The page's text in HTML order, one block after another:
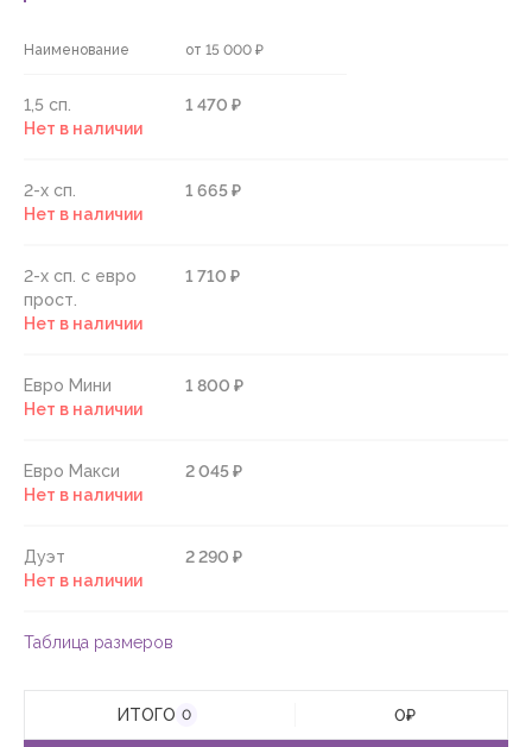
Наименование от 15 000 ₽
1,5 сп.
1 470 ₽
Нет в наличии
2-х сп.
1 665 ₽
Нет в наличии
2-х сп. с евро
прост.
1 710 ₽
Нет в наличии
Евро Мини
1 800 ₽
Нет в наличии
Евро Макси
2 045 ₽
Нет в наличии
Дуэт
2 290 ₽
Нет в наличии
Таблица размеров
ИТОГО 0 0₽